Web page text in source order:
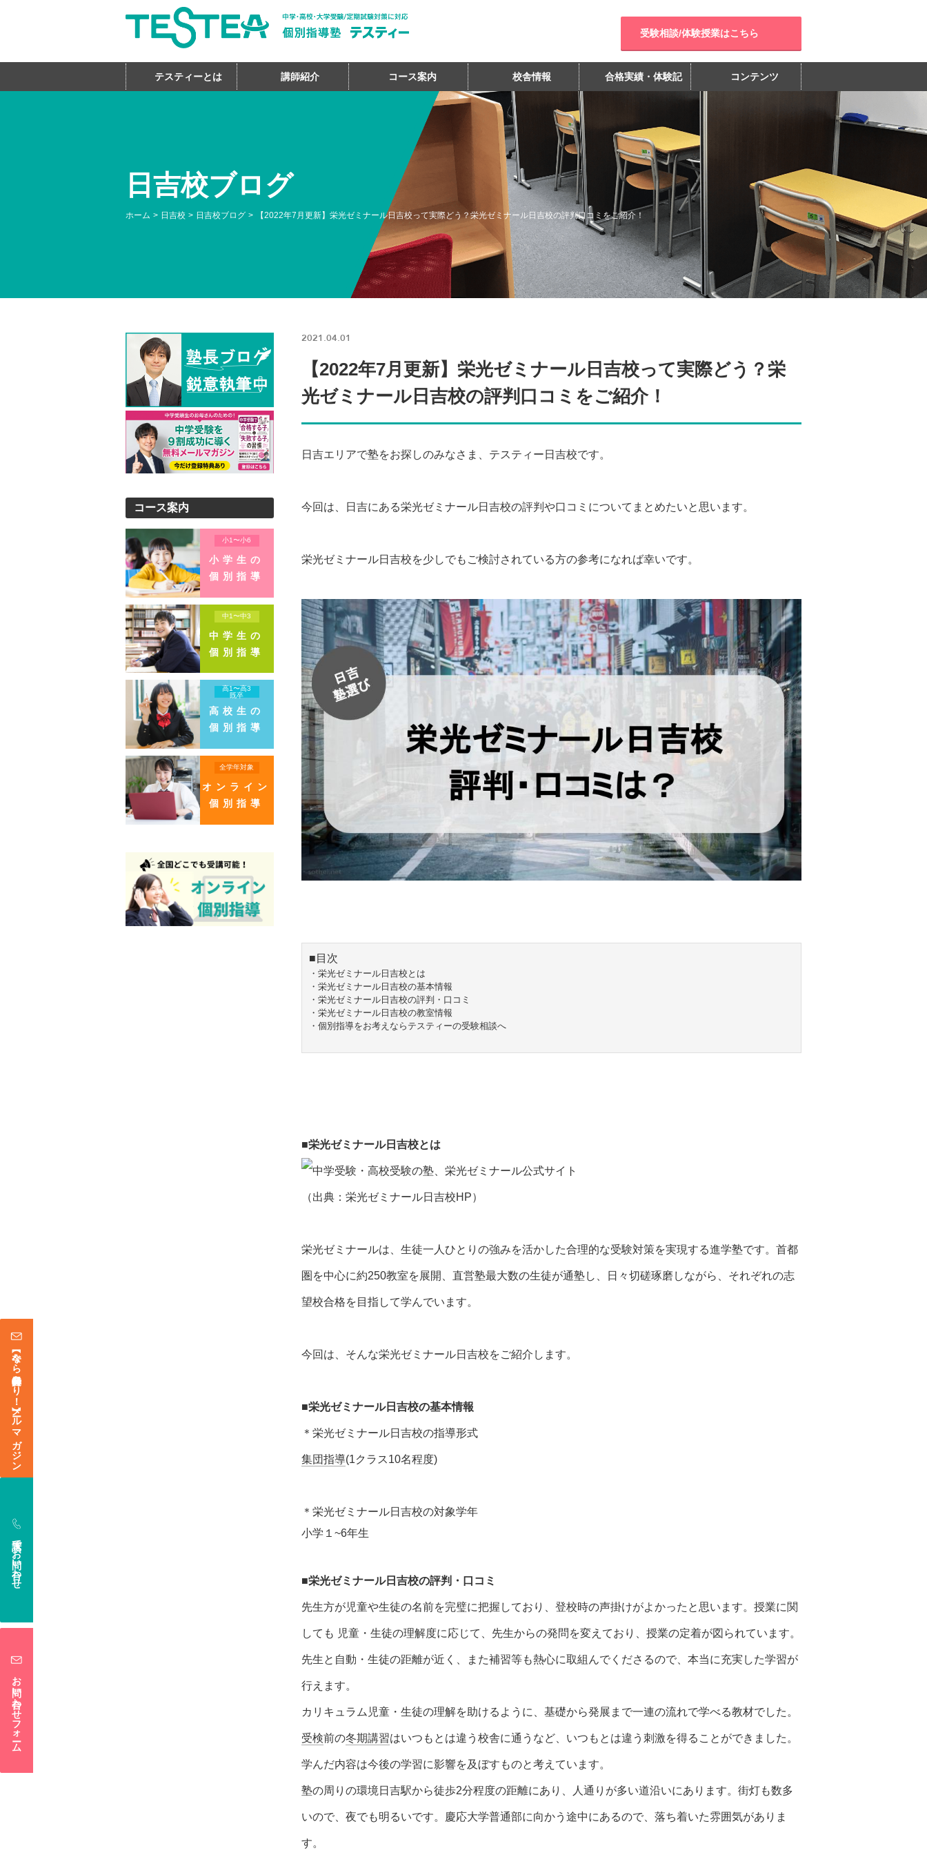
受験相談/体験授業はこちら
テスティーとは 講師紹介 コース案内 校舎情報 合格実績・体験記 コンテンツ
日吉校ブログ
ホーム 日吉校 日吉校ブログ 【2022年7月更新】栄光ゼミナール日吉校って実際どう？栄光ゼミナール日吉校の評判口コミをご紹介！
コース案内
小1〜小6
小学生の
個別指導
中1〜中3
中学生の
個別指導
高1〜高3
既卒
高校生の
個別指導
全学年対象
オンライン
個別指導
2021.04.01
【2022年7月更新】栄光ゼミナール日吉校って実際どう？栄
光ゼミナール日吉校の評判口コミをご紹介！
日吉エリアで塾をお探しのみなさま、テスティー日吉校です。
今回は、日吉にある栄光ゼミナール日吉校の評判や口コミについてまとめたいと思います。
栄光ゼミナール日吉校を少しでもご検討されている方の参考になれば幸いです。
■目次
・栄光ゼミナール日吉校とは
・栄光ゼミナール日吉校の基本情報
・栄光ゼミナール日吉校の評判・口コミ
・栄光ゼミナール日吉校の教室情報
・個別指導をお考えならテスティーの受験相談へ
■栄光ゼミナール日吉校とは
（出典： 栄光ゼミナール日吉校HP）
栄光ゼミナールは、生徒一人ひとりの強みを活かした合理的な受験対策を実現する進学塾です。首都
圏を中心に約250教室を展開、直営塾最大数の生徒が通塾し、日々切磋琢磨しながら、それぞれの志
望校合格を目指して学んでいます。
今回は、そんな栄光ゼミナール日吉校をご紹介します。
■栄光ゼミナール日吉校の基本情報
＊栄光ゼミナール日吉校の指導形式
集団指導(1クラス10名程度)
＊栄光ゼミナール日吉校の対象学年
小学１~6年生
■栄光ゼミナール日吉校の評判・口コミ
先生方が児童や生徒の名前を完璧に把握しており、登校時の声掛けがよかったと思います。授業に関
しても 児童・生徒の理解度に応じて、先生からの発問を変えており、授業の定着が図られています。
先生と自動・生徒の距離が近く、また補習等も熱心に取組んでくださるので、本当に充実した学習が
行えます。
カリキュラム 児童・生徒の理解を助けるように、基礎から発展まで一連の流れで学べる教材でした。
受検前の冬期講習はいつもとは違う校舎に通うなど、いつもとは違う刺激を得ることができました。
学んだ内容は今後の学習に影響を及ぼすものと考えています。
塾の周りの環境 日吉駅から徒歩2分程度の距離にあり、人通りが多い道沿いにあります。街灯も数多
いので、夜でも明るいです。慶応大学普通部に向かう途中にあるので、落ち着いた雰囲気がありま
す。
【今なら登録特典あり！】メールマガジン
電話でお問い合わせ
お問い合わせフォーム